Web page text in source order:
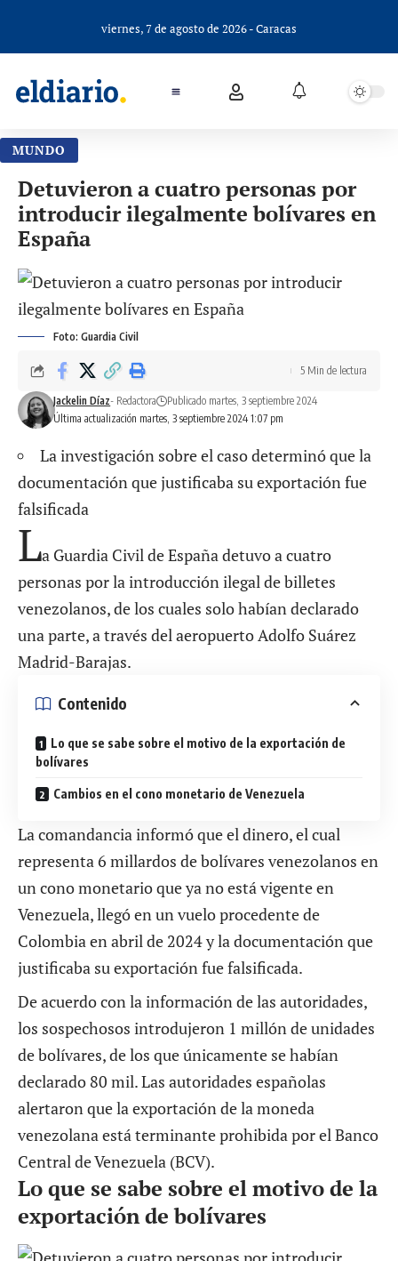
viernes, 7 de agosto de 2026 - Caracas
MUNDO
Detuvieron a cuatro personas por
introducir ilegalmente bolívares en
España
Foto: Guardia Civil
Última actualización martes, 3 septiembre 2024 1:07 pm
Jackelin Díaz- Redactora Publicado martes, 3 septiembre 2024
5 Min de lectura
La investigación sobre el caso determinó que la
documentación que justificaba su exportación fue
falsificada
La Guardia Civil de España detuvo a cuatro
personas por la introducción ilegal de billetes
venezolanos, de los cuales solo habían declarado
una parte, a través del aeropuerto Adolfo Suárez
Madrid-Barajas.
Contenido
Lo que se sabe sobre el motivo de la exportación de
bolívares
Cambios en el cono monetario de Venezuela
La comandancia informó que el dinero, el cual
representa 6 millardos de bolívares venezolanos en
un cono monetario que ya no está vigente en
Venezuela, llegó en un vuelo procedente de
Colombia en abril de 2024 y la documentación que
justificaba su exportación fue falsificada.
De acuerdo con la información de las autoridades,
los sospechosos introdujeron 1 millón de unidades
de bolívares, de los que únicamente se habían
declarado 80 mil. Las autoridades españolas
alertaron que la exportación de la moneda
venezolana está terminante prohibida por el Banco
Central de Venezuela (BCV).
Lo que se sabe sobre el motivo de la
exportación de bolívares